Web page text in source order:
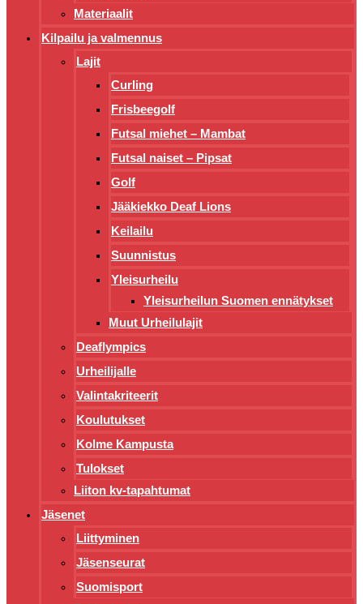
Materiaalit
Kilpailu ja valmennus
Lajit
Curling
Frisbeegolf
Futsal miehet – Mambat
Futsal naiset – Pipsat
Golf
Jääkiekko Deaf Lions
Keilailu
Suunnistus
Yleisurheilu
Yleisurheilun Suomen ennätykset
Muut Urheilulajit
Deaflympics
Urheilijalle
Valintakriteerit
Koulutukset
Kolme Kampusta
Tulokset
Liiton kv-tapahtumat
Jäsenet
Liittyminen
Jäsenseurat
Suomisport